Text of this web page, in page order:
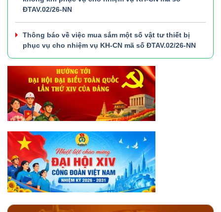
ĐTAV.02/26-NN
Thông báo về việc mua sắm một số vật tư thiết bị
phục vụ cho nhiệm vụ KH-CN mã số ĐTAV.02/26-NN